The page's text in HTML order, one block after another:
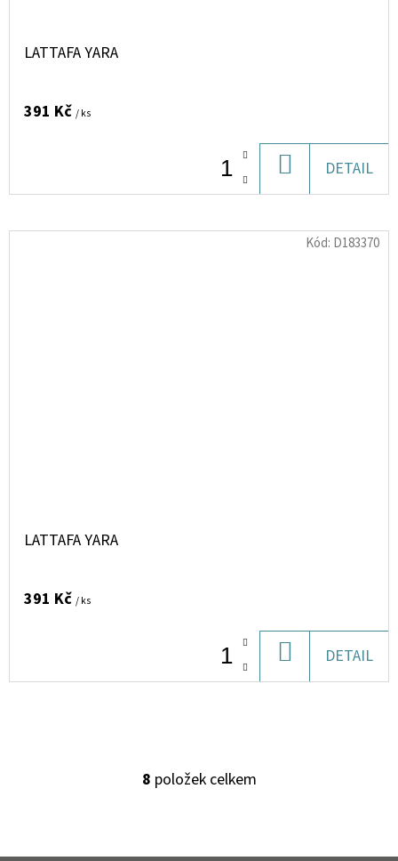
LATTAFA YARA
391 Kč / ks
KOŠÍKU
DETAIL
LATTAFA YARA
391 Kč / ks
KOŠÍKU
DETAIL
Kód: D183370
O
8 položek celkem